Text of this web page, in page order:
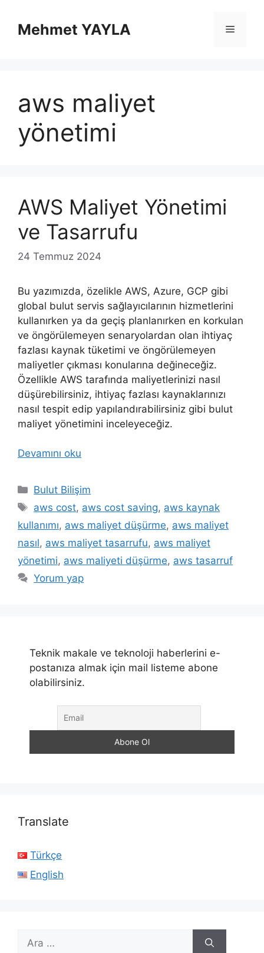
Mehmet YAYLA Menü
aws maliyet
yönetimi
AWS Maliyet Yönetimi
ve Tasarrufu
24 Temmuz 2024
Bu yazımızda, özelikle AWS, Azure, GCP gibi
global bulut servis sağlayıcılarının hizmetlerini
kullanırken ya da geçiş planlanırken en korkulan
ve öngörülemeyen senaryolardan olan ihtiyaç
fazlası kaynak tüketimi ve öngörülemeyen
maliyetler çıkması konularına değineceğiz.
Özellikle AWS tarafında maliyetlerinizi nasıl
düşürebilirsiniz, ihtiyaç fazlası kaynaklarınızı
nasıl tespit edip yapılandırabilirsiniz gibi bulut
maliyet yönetimini inceleyeceğiz.
Devamını oku
Kategoriler
Bulut Bilişim
Etiketler
aws cost, aws cost saving, aws kaynak
kullanımı, aws maliyet düşürme, aws maliyet
nasıl, aws maliyet tasarrufu, aws maliyet
yönetimi, aws maliyeti düşürme, aws tasarruf
Yorum yap
Teknik makale ve teknoloji haberlerini e-
postanıza almak için mail listeme abone
olabilirsiniz.
Translate
Türkçe
English
için